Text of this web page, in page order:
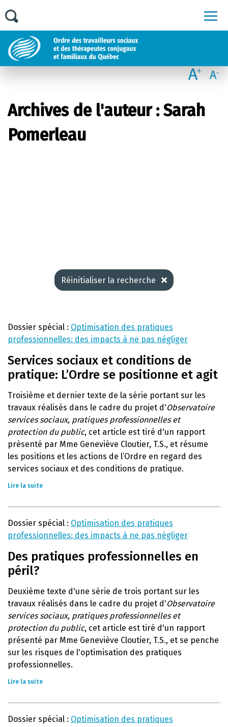
Archives de l'auteur : Sarah
Pomerleau
Réinitialiser la recherche
Dossier spécial : Optimisation des pratiques
professionnelles: des impacts à ne pas négliger
Services sociaux et conditions de
pratique: L’Ordre se positionne et agit
Troisième et dernier texte de la série portant sur les
travaux réalisés dans le cadre du projet d'Observatoire
services sociaux, pratiques professionnelles et
protection du public, cet article est tiré d'un rapport
présenté par Mme Geneviève Cloutier, T.S., et résume
les positions et les actions de l’Ordre en regard des
services sociaux et des conditions de pratique.
Lire la suite
Dossier spécial : Optimisation des pratiques
professionnelles: des impacts à ne pas négliger
Des pratiques professionnelles en
péril?
Deuxième texte d'une série de trois portant sur les
travaux réalisés dans le cadre du projet d'Observatoire
services sociaux, pratiques professionnelles et
protection du public, cet article est tiré d'un rapport
présenté par Mme Geneviève Cloutier, T.S., et se penche
sur les risques de l'optimisation des pratiques
professionnelles.
Lire la suite
Dossier spécial : Optimisation des pratiques